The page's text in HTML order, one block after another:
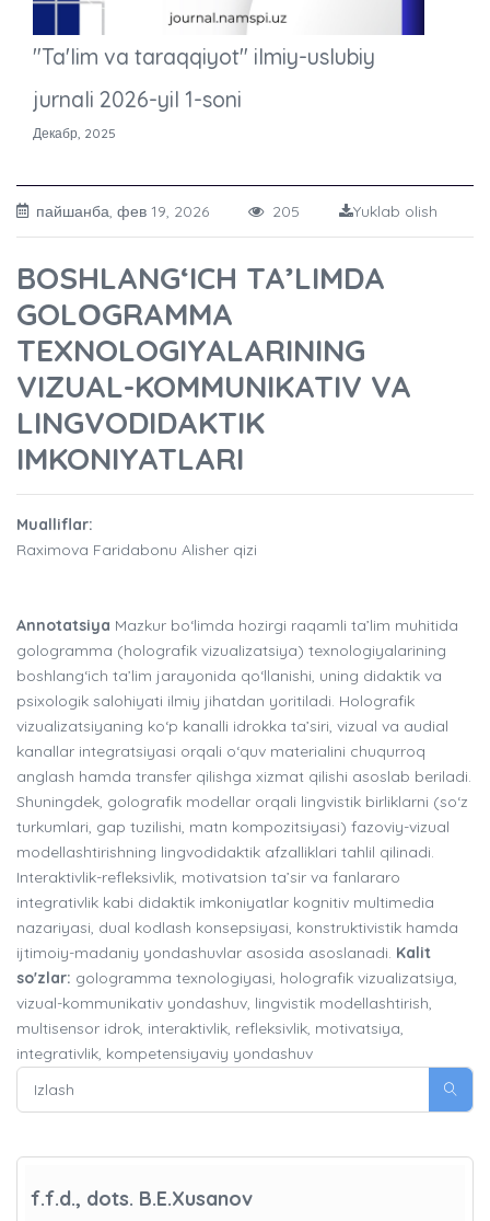
"Ta'lim va taraqqiyot" ilmiy-uslubiy
jurnali 2026-yil 1-soni
Декабр, 2025
пайшанба, фев 19, 2026 205 Yuklab olish
BOSHLANG‘ICH TA’LIMDA
GOLОGRAMMA
TEXNOLOGIYALARINING
VIZUAL-KOMMUNIKATIV VA
LINGVODIDAKTIK
IMKONIYATLARI
Mualliflar:
Raximova Faridabonu Alisher qizi
Annotatsiya Mazkur bo‘limda hozirgi raqamli ta’lim muhitida
gologramma (holografik vizualizatsiya) texnologiyalarining
boshlang‘ich ta’lim jarayonida qo‘llanishi, uning didaktik va
psixologik salohiyati ilmiy jihatdan yoritiladi. Holografik
vizualizatsiyaning ko‘p kanalli idrokka ta’siri, vizual va audial
kanallar integratsiyasi orqali o‘quv materialini chuqurroq
anglash hamda transfer qilishga xizmat qilishi asoslab beriladi.
Shuningdek, golografik modellar orqali lingvistik birliklarni (so‘z
turkumlari, gap tuzilishi, matn kompozitsiyasi) fazoviy-vizual
modellashtirishning lingvodidaktik afzalliklari tahlil qilinadi.
Interaktivlik-refleksivlik, motivatsion ta’sir va fanlararo
integrativlik kabi didaktik imkoniyatlar kognitiv multimedia
nazariyasi, dual kodlash konsepsiyasi, konstruktivistik hamda
ijtimoiy-madaniy yondashuvlar asosida asoslanadi. Kalit
so'zlar: gologramma texnologiyasi, holografik vizualizatsiya,
vizual-kommunikativ yondashuv, lingvistik modellashtirish,
multisensor idrok, interaktivlik, refleksivlik, motivatsiya,
integrativlik, kompetensiyaviy yondashuv
f.f.d., dots. B.E.Xusanov